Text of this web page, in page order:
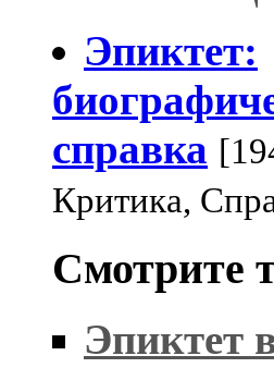
Эпиктет:
справка
Критика,
Смотрите
Эпиктет